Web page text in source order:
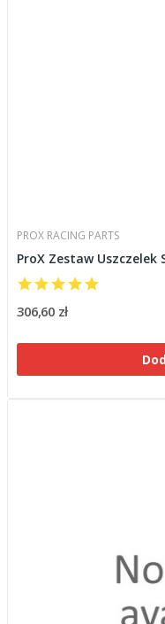
PROX RACING PARTS
ProX Zestaw Uszczelek
306,60 zł